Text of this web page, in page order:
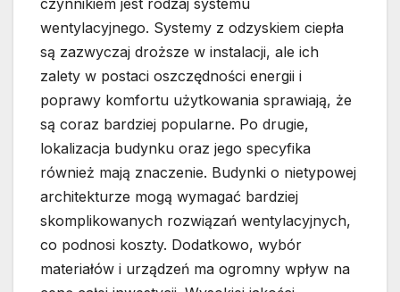
czynnikiem jest rodzaj systemu
wentylacyjnego. Systemy z odzyskiem ciepła
są zazwyczaj droższe w instalacji, ale ich
zalety w postaci oszczędności energii i
poprawy komfortu użytkowania sprawiają, że
są coraz bardziej popularne. Po drugie,
lokalizacja budynku oraz jego specyfika
również mają znaczenie. Budynki o nietypowej
architekturze mogą wymagać bardziej
skomplikowanych rozwiązań wentylacyjnych,
co podnosi koszty. Dodatkowo, wybór
materiałów i urządzeń ma ogromny wpływ na